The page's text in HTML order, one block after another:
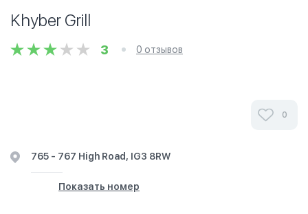
Khyber Grill
3 0 отзывов
0
765 - 767 High Road, IG3 8RW
Показать номер